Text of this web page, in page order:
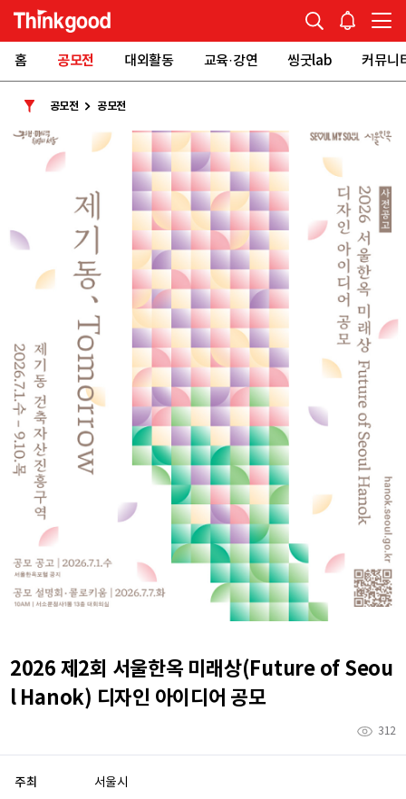
홈 공모전 대외활동 교육·강연 씽굿lab 커뮤니
공모전 공모전
2026 제2회 서울한옥 미래상(Future of Seou
l Hanok) 디자인 아이디어 공모
312
주최 서울시